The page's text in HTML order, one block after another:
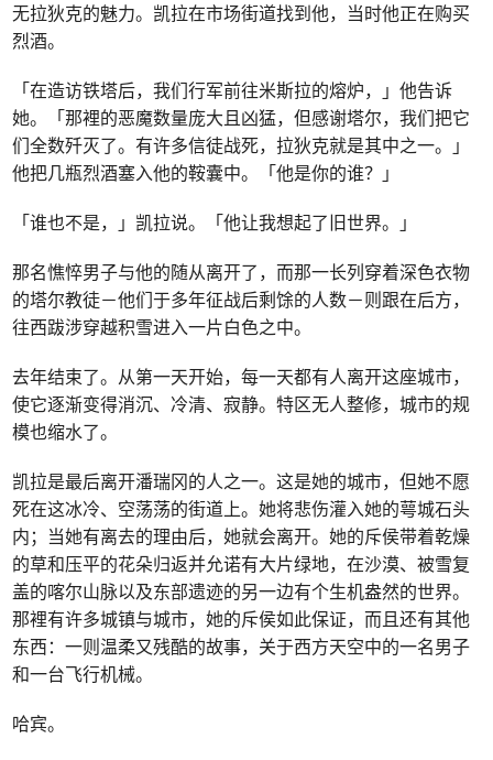
无拉狄克的魅力。凯拉在市场街道找到他，当时他正在购买
烈酒。
「在造访铁塔后，我们行军前往米斯拉的熔炉，」他告诉
她。「那裡的恶魔数量庞大且凶猛，但感谢塔尔，我们把它
们全数歼灭了。有许多信徒战死，拉狄克就是其中之一。」
他把几瓶烈酒塞入他的鞍囊中。「他是你的谁？」
「谁也不是，」凯拉说。「他让我想起了旧世界。」
那名憔悴男子与他的随从离开了，而那一长列穿着深色衣物
的塔尔教徒－他们于多年征战后剩馀的人数－则跟在后方，
往西跋涉穿越积雪进入一片白色之中。
去年结束了。从第一天开始，每一天都有人离开这座城市，
使它逐渐变得消沉、冷清、寂静。特区无人整修，城市的规
模也缩水了。
凯拉是最后离开潘瑞冈的人之一。这是她的城市，但她不愿
死在这冰冷、空荡荡的街道上。她将悲伤灌入她的萼城石头
内；当她有离去的理由后，她就会离开。她的斥侯带着乾燥
的草和压平的花朵归返并允诺有大片绿地，在沙漠、被雪复
盖的喀尔山脉以及东部遗迹的另一边有个生机盎然的世界。
那裡有许多城镇与城市，她的斥侯如此保证，而且还有其他
东西：一则温柔又残酷的故事，关于西方天空中的一名男子
和一台飞行机械。
哈宾。